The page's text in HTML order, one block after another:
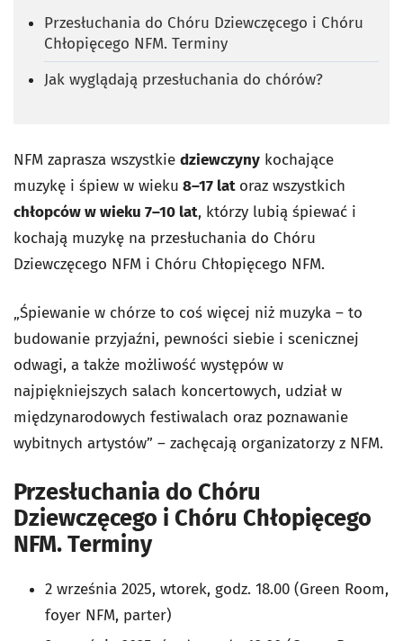
Przesłuchania do Chóru Dziewczęcego i Chóru
Chłopięcego NFM. Terminy
Jak wyglądają przesłuchania do chórów?
NFM zaprasza wszystkie dziewczyny kochające
muzykę i śpiew w wieku 8–17 lat oraz wszystkich
chłopców w wieku 7–10 lat, którzy lubią śpiewać i
kochają muzykę na przesłuchania do Chóru
Dziewczęcego NFM i Chóru Chłopięcego NFM.
„Śpiewanie w chórze to coś więcej niż muzyka – to
budowanie przyjaźni, pewności siebie i scenicznej
odwagi, a także możliwość występów w
najpiękniejszych salach koncertowych, udział w
międzynarodowych festiwalach oraz poznawanie
wybitnych artystów” – zachęcają organizatorzy z NFM.
Przesłuchania do Chóru
Dziewczęcego i Chóru Chłopięcego
NFM. Terminy
2 września 2025, wtorek, godz. 18.00 (Green Room,
foyer NFM, parter)